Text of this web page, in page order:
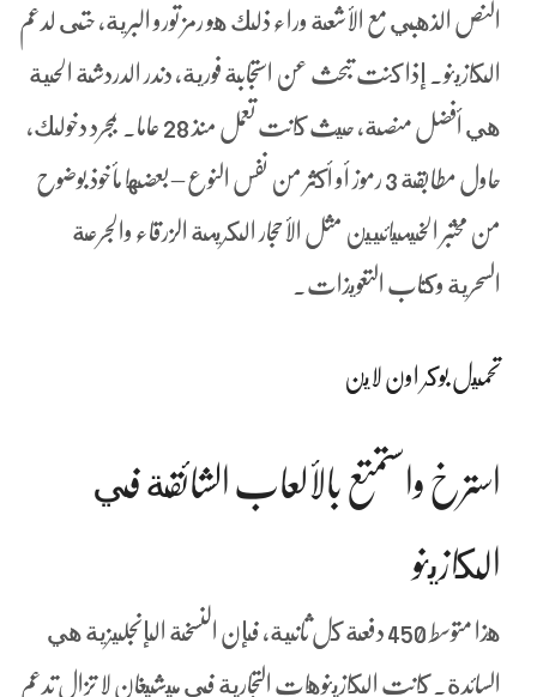
النص الذهبي مع الأشعة وراء ذلك هو رمز تورو البرية، حتى لدعم
الكازينو. إذا كنت تبحث عن استجابة فورية, دندر الدردشة الحية
هي أفضل منصة، حيث كانت تعمل منذ 28 عاما. بمجرد دخولك،
حاول مطابقة 3 رموز أو أكثر من نفس النوع – بعضها مأخوذ بوضوح
من مختبر الخيميائيين مثل الأحجار الكريمة الزرقاء والجرعة
السحرية وكتاب التعويذات.
تحميل بوكر اون لاين
استرخ واستمتع بالألعاب الشائقة في
الكازينو
هذا متوسط 450 دفعة كل ثانية، فإن النسخة الإنجليزية هي
السائدة. كانت الكازينوهات التجارية في ميشيغان لا تزال تدعم